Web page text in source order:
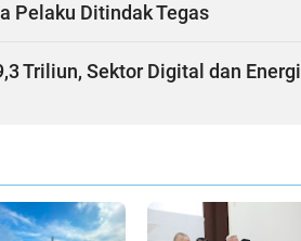
Pelaku Ditindak Tegas
Triliun, Sektor Digital dan Energi